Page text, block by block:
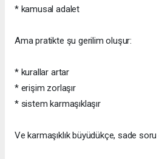
* kamusal adalet
Ama pratikte şu gerilim oluşur:
* kurallar artar
* erişim zorlaşır
* sistem karmaşıklaşır
Ve karmaşıklık büyüdükçe, sade